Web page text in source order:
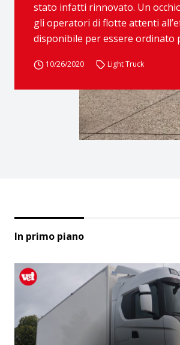
stato infatti rinnovato. Un
gli operatori di flotte attenti
disponibile per essere ordinato
10/26/2020 Light Truck
In primo piano